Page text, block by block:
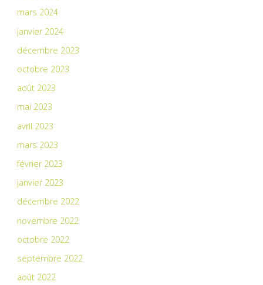
mars 2024
janvier 2024
décembre 2023
octobre 2023
août 2023
mai 2023
avril 2023
mars 2023
février 2023
janvier 2023
décembre 2022
novembre 2022
octobre 2022
septembre 2022
août 2022